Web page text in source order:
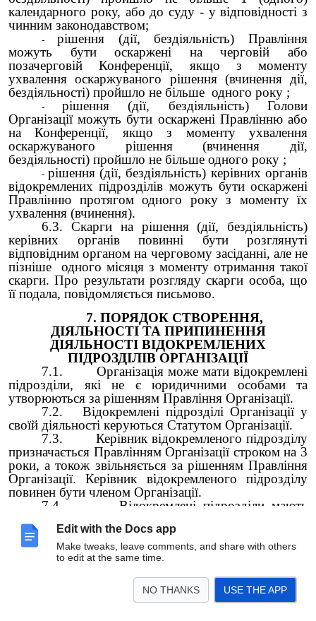
Edit with the Docs app
Make tweaks, leave comments, and share with others
to edit at the same time.
NO THANKS USE THE APP
календарного року, або до суду - у відповідності з
чинним законодавством;
рішення (дії, бездіяльність) Правління
можуть бути оскаржені на черговій або
позачерговій Конференції, якщо з моменту
ухвалення оскаржуваного рішення (вчинення дії,
бездіяльності) пройшло не більше одного року ;
рішення (дії, бездіяльність) Голови
Організації можуть бути оскаржені Правлінню або
на Конференції, якщо з моменту ухвалення
оскаржуваного рішення (вчинення дії,
бездіяльності) пройшло не більше одного року ;
рішення (дії, бездіяльність) керівних органів
відокремлених підрозділів можуть бути оскаржені
Правлінню протягом одного року з моменту їх
ухвалення (вчинення).
6.3. Скарги на рішення (дії, бездіяльність)
керівних органів повинні бути розглянуті
відповідним органом на черговому засіданні, але не
пізніше одного місяця з моменту отримання такої
скарги. Про результати розгляду скарги особа, що
її подала, повідомляється письмово.
7. ПОРЯДОК СТВОРЕННЯ,
ДІЯЛЬНОСТІ ТА ПРИПИНЕННЯ
ДІЯЛЬНОСТІ ВІДОКРЕМЛЕНИХ
ПІДРОЗДІЛІВ ОРГАНІЗАЦІЇ
7.1. Організація може мати відокремлені
підрозділи, які не є юридичними особами та
утворюються за рішенням Правління Організації.
7.2. Відокремлені підрозділі Організації у
своїй діяльності керуються Статутом Організації.
7.3. Керівник відокремленого підрозділу
призначається Правлінням Організації строком на 3
роки, а токож звільняється за рішенням Правління
Організації. Керівник відокремленого підрозділу
повинен бути членом Організації.
7.4. Відокремлені підрозділи мають
реалізують статутні мету та завдання
Організації у певному населеному пункті в
межах наданих рішенням Конференції;
членів засобами, не забороненими чинним
законодавством України;